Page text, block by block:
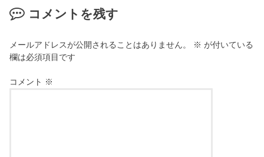
コメントを残す
メールアドレスが公開されることはありません。 ※ が付いている
欄は必須項目です
コメント ※